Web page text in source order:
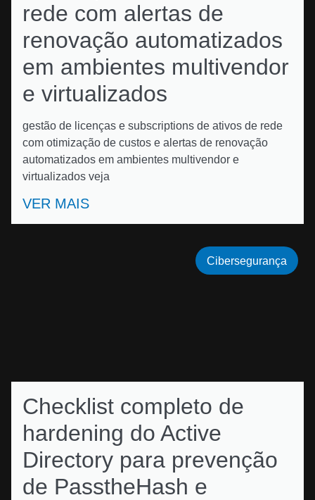
rede com alertas de
renovação automatizados
em ambientes multivendor
e virtualizados
gestão de licenças e subscriptions de ativos de rede
com otimização de custos e alertas de renovação
automatizados em ambientes multivendor e
virtualizados veja
VER MAIS
Checklist completo de
hardening do Active
Directory para prevenção
de PasstheHash e
Cibersegurança